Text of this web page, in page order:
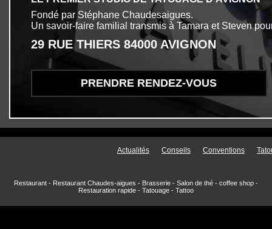
Fondé par Stéphane Chaudesaigues.
Un savoir-faire familial transmis à Tamara et Steven
29 RUE THIERS 84000 AVIGNON
PRENDRE RENDEZ-VOUS
Menu secondaire
Actualités Conseils Conventions
Restaurant - Restaurant Chaudes-aigues - Brasserie - Salon de thé - coffee shop -
Restauration rapide - Tatouage - Tattoo